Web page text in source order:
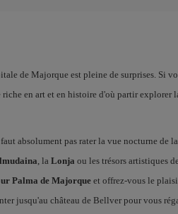
de Majorque est pleine de surprises. Si
en art et en histoire d'où partir explorer
absolument pas rater la vue nocturne de la
, la Lonja ou les trésors artistiques
Palma de Majorqueet offrez-vous le
jusqu'au château de Bellver pour vous